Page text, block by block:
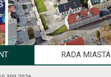
RADA MIASTA